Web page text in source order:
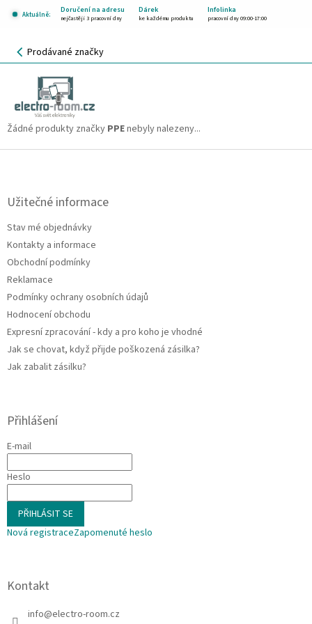
Aktuálně:
Doručení na adresu Dárek Infolinka
nejčastěji 3 pracovní dny ke každému produktu pracovní dny 09:00-17:00
NÁKUPNÍ
KOŠÍK
Prodávané značky
Žádné produkty značky PPEnebyly nalezeny...
Z
Užitečné informace
Stav mé objednávky
Kontakty a informace
Obchodní podmínky
Reklamace
Podmínky ochrany osobních údajů
Hodnocení obchodu
Expresní zpracování - kdy a pro koho je vhodné
Jak se chovat, když přijde poškozená zásilka?
Jak zabalit zásilku?
Přihlášení
E-mail
Heslo
PŘIHLÁSIT SE
Nová registraceZapomenuté heslo
Kontakt
info@electro-room.cz